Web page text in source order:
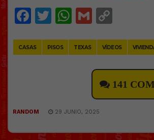
Facebook
Twitter
WhatsApp
Gmail
CASAS PISOS TEXAS VÍDEOS
141
RANDOM 29 JUNIO, 2025